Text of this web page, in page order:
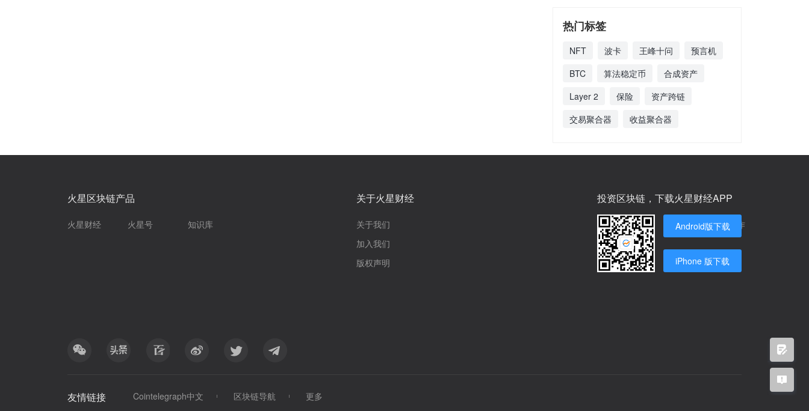
热门标签
NFT 波卡 王峰十问
预言机
BTC
算法稳定币
合成资产
Layer 2
保险
资产跨链
交易聚合器
收益聚合器
火星区块链产品
火星财经 火星号 知识库
关于火星财经
关于我们
加入我们
版权声明
商务合作
投资区块链，下载火星财经APP
Android版下载
iPhone 版下载
友情链接 Cointelegraph中文 区块链导航 更多